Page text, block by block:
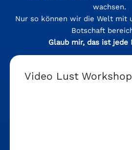
wachsen.
Nur so können wir die Welt mit
Botschaft
Glaub mir, das ist jede
Video Lust Workshop